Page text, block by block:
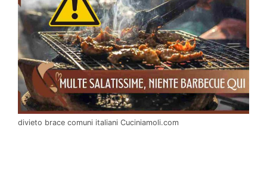
divieto brace comuni italiani Cuciniamoli.com